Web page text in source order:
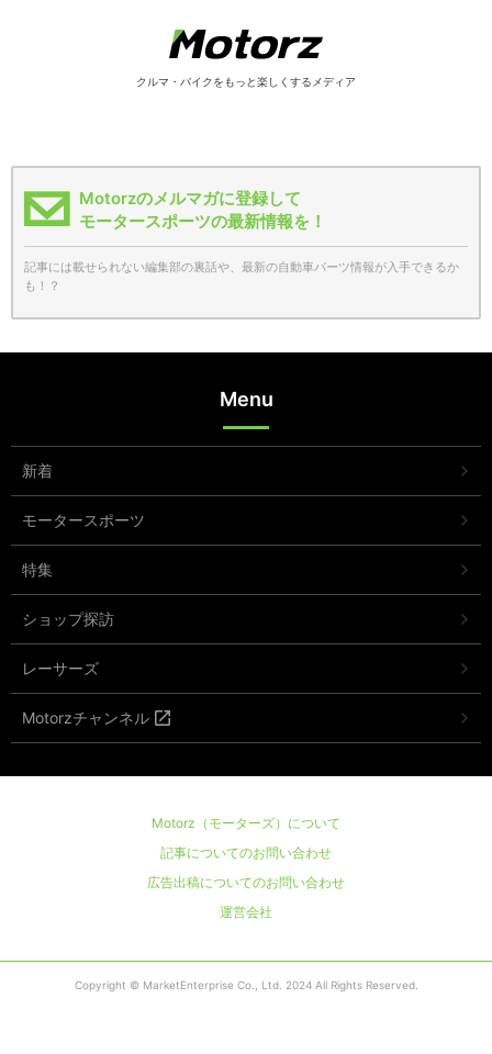
クルマ・バイクをもっと楽しくするメディア
Motorzのメルマガに登録して
モータースポーツの最新情報を！
記事には載せられない編集部の裏話や、最新の自動車パーツ情報が入手できるか
も！？
Menu
新着
モータースポーツ
特集
ショップ探訪
レーサーズ
Motorzチャンネル
Motorz（モーターズ）について
記事についてのお問い合わせ
広告出稿についてのお問い合わせ
運営会社
Copyright © MarketEnterprise Co., Ltd. 2024 All Rights Reserved.